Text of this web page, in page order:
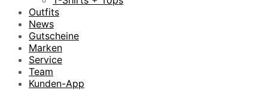
Outfits
News
Gutscheine
Marken
Service
Team
Kunden-App